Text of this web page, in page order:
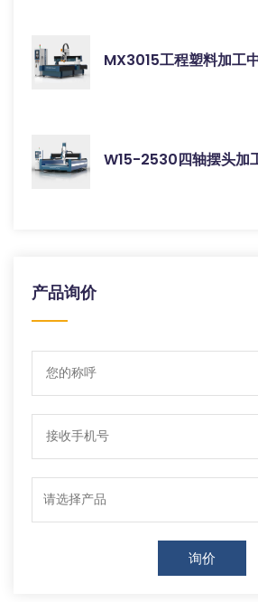
MX3015工程塑料加工
W15-2530四轴摆头加
产品询价
询价